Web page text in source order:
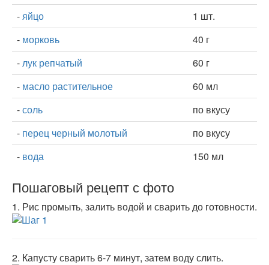
-яйцо
1 шт.
- морковь
40 г
-лук репчатый
60 г
- масло растительное
60 мл
-соль
по вкусу
- перец черный молотый
по вкусу
- вода 150 мл
Пошаговый рецепт с фото
1. Рис промыть, залить водой и сварить до готовности.
2. Капусту сварить 6-7 минут, затем воду слить.